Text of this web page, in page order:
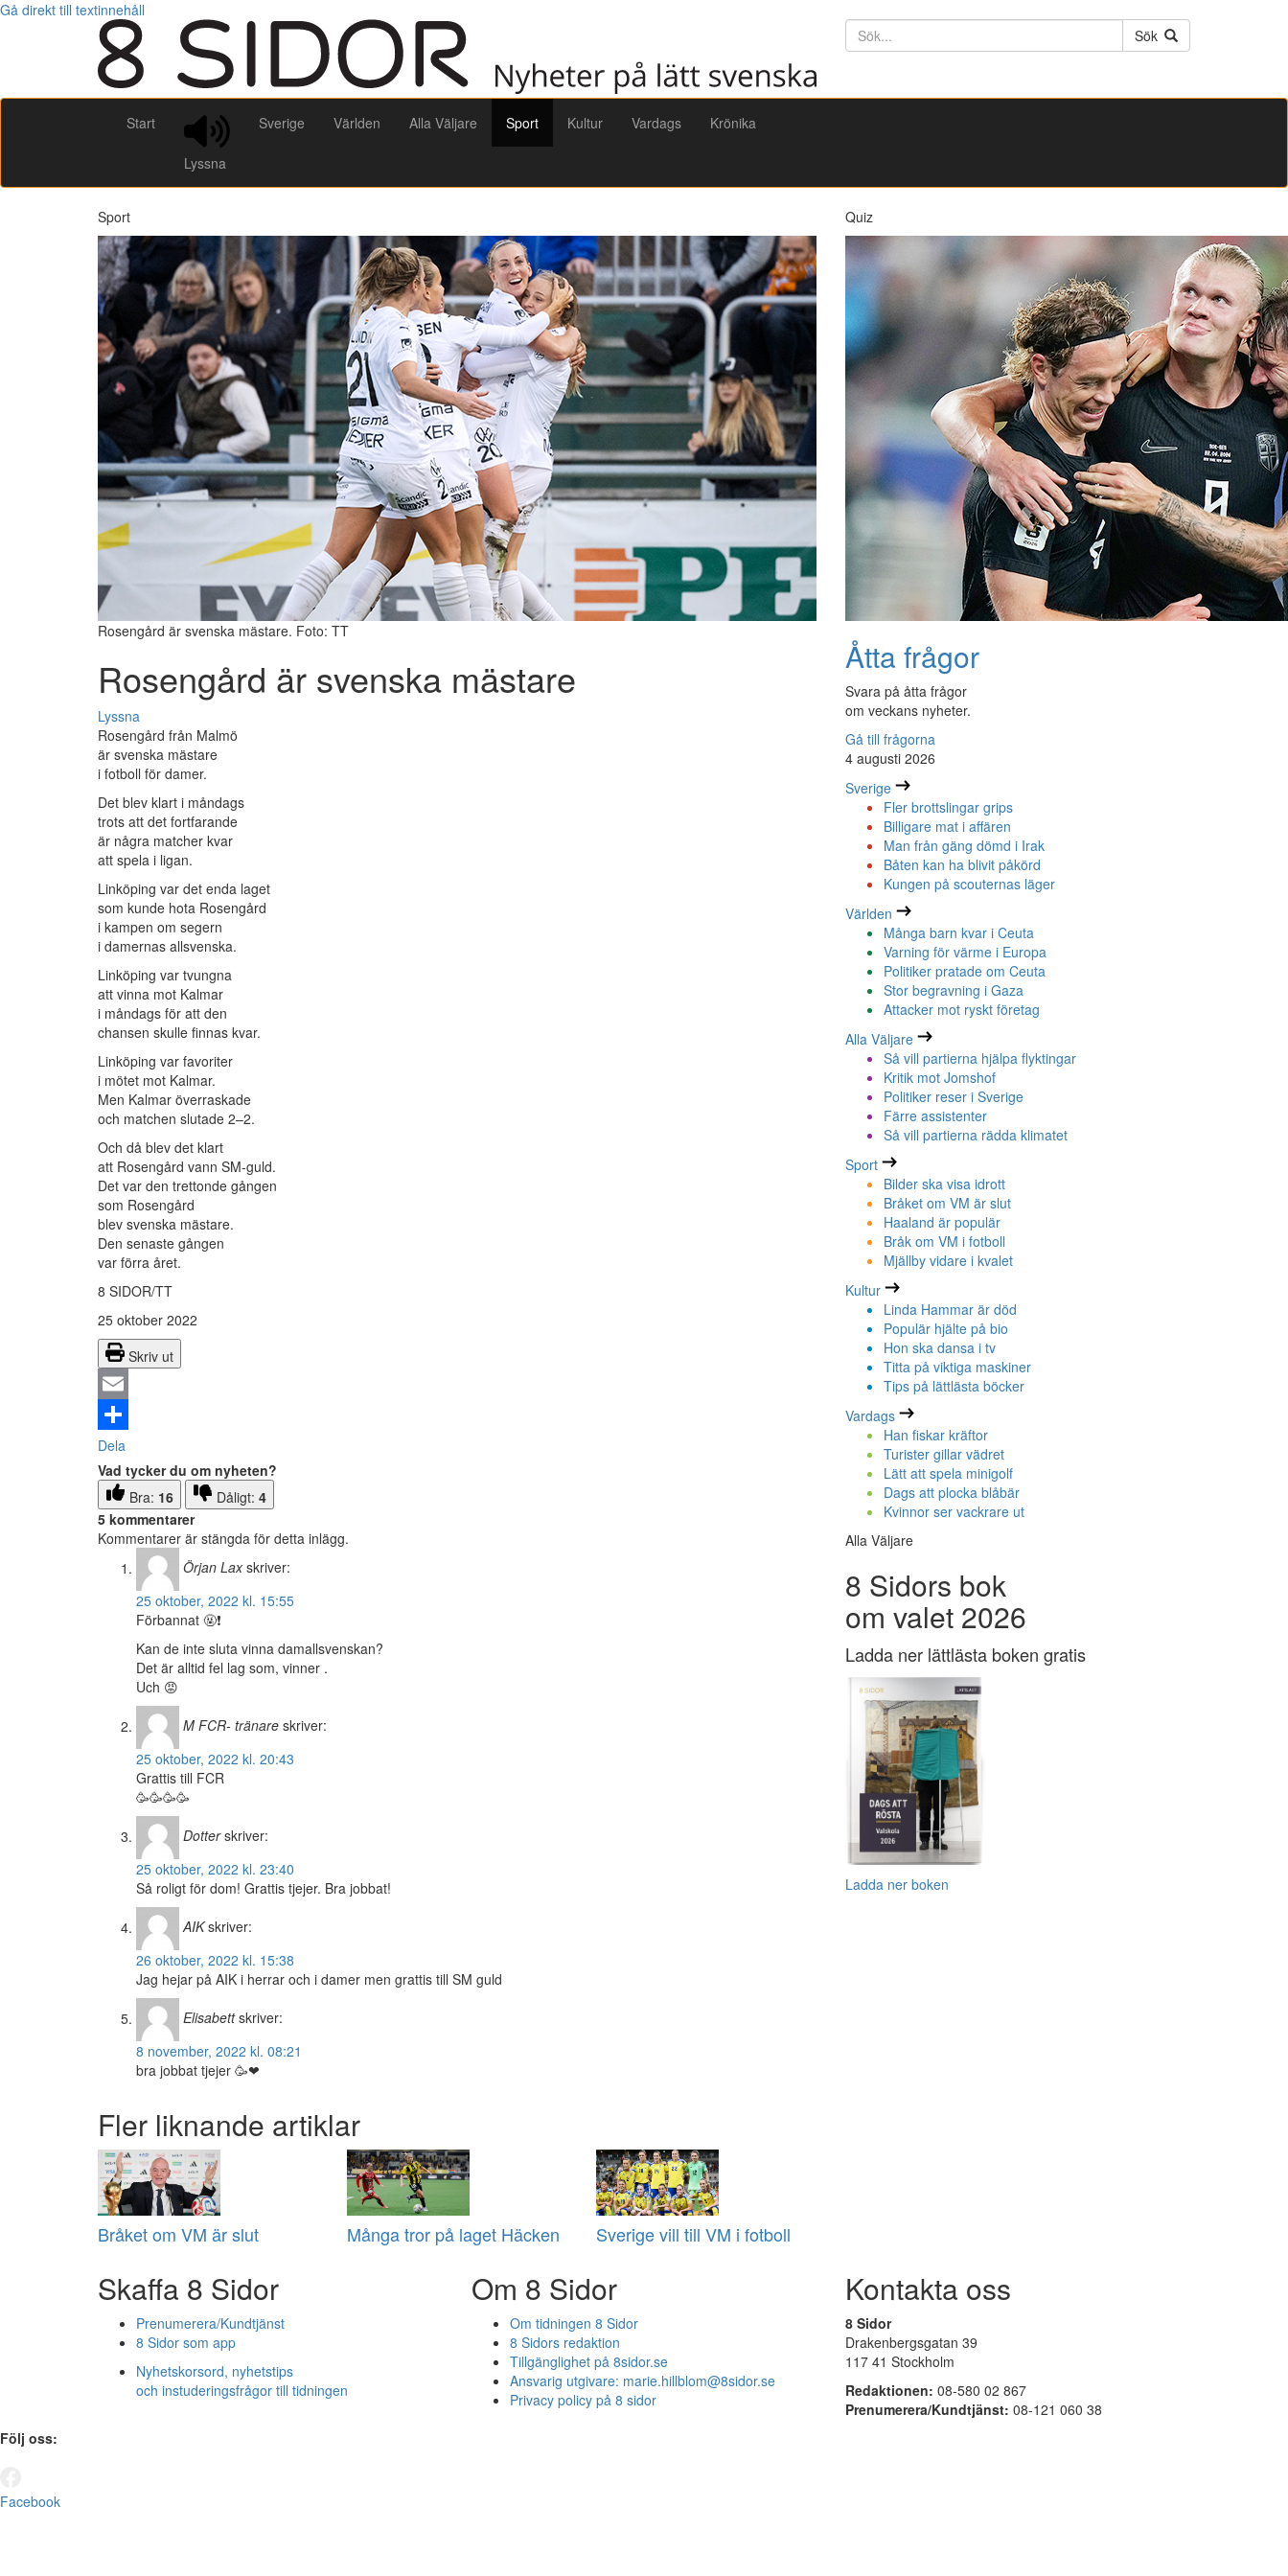
Gå direkt till textinnehåll
Söktext
Sök
Start
Lyssna
Sverige Världen Alla Väljare Sport Kultur Vardags Krönika
Sport
Rosengård är svenska mästare. Foto: TT
Rosengård är svenska mästare
Lyssna
Rosengård från Malmö
är svenska mästare
i fotboll för damer.
Det blev klart i måndags
trots att det fortfarande
är några matcher kvar
att spela i ligan.
Linköping var det enda laget
som kunde hota Rosengård
i kampen om segern
i damernas allsvenska.
Linköping var tvungna
att vinna mot Kalmar
i måndags för att den
chansen skulle finnas kvar.
Linköping var favoriter
i mötet mot Kalmar.
Men Kalmar överraskade
och matchen slutade 2–2.
Och då blev det klart
att Rosengård vann SM-guld.
Det var den trettonde gången
som Rosengård
blev svenska mästare.
Den senaste gången
var förra året.
8 SIDOR/TT
25 oktober 2022
Skriv ut
Email
Dela
Vad tycker du om nyheten?
Bra: 16 Dåligt: 4
5 kommentarer
Kommentarer är stängda för detta inlägg.
Örjan Lax skriver:
25 oktober, 2022 kl. 15:55
Förbannat 🤬❗
Kan de inte sluta vinna damallsvenskan?
Det är alltid fel lag som, vinner .
Uch 😡
M FCR- tränare skriver:
25 oktober, 2022 kl. 20:43
Grattis till FCR
🥳🥳🥳🥳
Dotter skriver:
25 oktober, 2022 kl. 23:40
Så roligt för dom! Grattis tjejer. Bra jobbat!
AIK skriver:
26 oktober, 2022 kl. 15:38
Jag hejar på AIK i herrar och i damer men grattis till SM guld
Elisabett skriver:
8 november, 2022 kl. 08:21
bra jobbat tjejer 🥳❤
Fler liknande artiklar
Bråket om VM är slut Många tror på laget Häcken Sverige vill till VM i fotboll
Quiz
Åtta frågor
Svara på åtta frågor
om veckans nyheter.
Gå till frågorna
4 augusti 2026
Sverige
Fler brottslingar grips
Billigare mat i affären
Man från gäng dömd i Irak
Båten kan ha blivit påkörd
Kungen på scouternas läger
Världen
Många barn kvar i Ceuta
Varning för värme i Europa
Politiker pratade om Ceuta
Stor begravning i Gaza
Attacker mot ryskt företag
Alla Väljare
Så vill partierna hjälpa flyktingar
Kritik mot Jomshof
Politiker reser i Sverige
Färre assistenter
Så vill partierna rädda klimatet
Sport
Bilder ska visa idrott
Bråket om VM är slut
Haaland är populär
Bråk om VM i fotboll
Mjällby vidare i kvalet
Kultur
Linda Hammar är död
Populär hjälte på bio
Hon ska dansa i tv
Titta på viktiga maskiner
Tips på lättlästa böcker
Vardags
Han fiskar kräftor
Turister gillar vädret
Lätt att spela minigolf
Dags att plocka blåbär
Kvinnor ser vackrare ut
Alla Väljare
8 Sidors bok
om valet 2026
Ladda ner lättlästa boken gratis
Ladda ner boken
Skaffa 8 Sidor
Prenumerera/Kundtjänst
8 Sidor som app
Nyhetskorsord, nyhetstips
och instuderingsfrågor till tidningen
Om 8 Sidor
Om tidningen 8 Sidor
8 Sidors redaktion
Tillgänglighet på 8sidor.se
Ansvarig utgivare: marie.hillblom@8sidor.se
Privacy policy på 8 sidor
Kontakta oss
8 Sidor
Drakenbergsgatan 39
117 41 Stockholm
Redaktionen: 08-580 02 867
Prenumerera/Kundtjänst: 08-121 060 38
Följ oss:
Facebook